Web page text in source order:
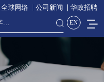
全球网络 公司新闻
华政招聘
EN